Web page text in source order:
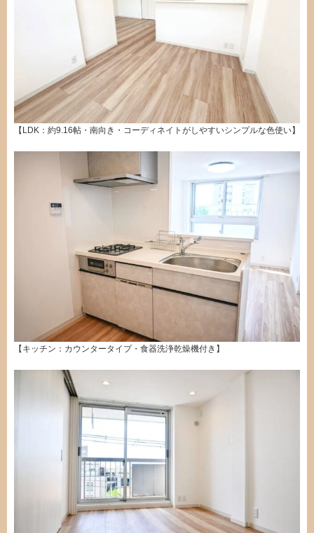
【LDK：約9.16帖・南向き・コーディネイトがしやすいシンプルな色使い】
【キッチン：カウンタータイプ・食器洗浄乾燥機付き】